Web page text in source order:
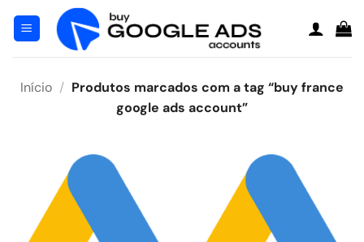
para
Início / Produtos marcados com a tag “buy france
google ads account”